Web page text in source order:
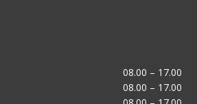
08.00 – 17.00
08.00 – 17.00